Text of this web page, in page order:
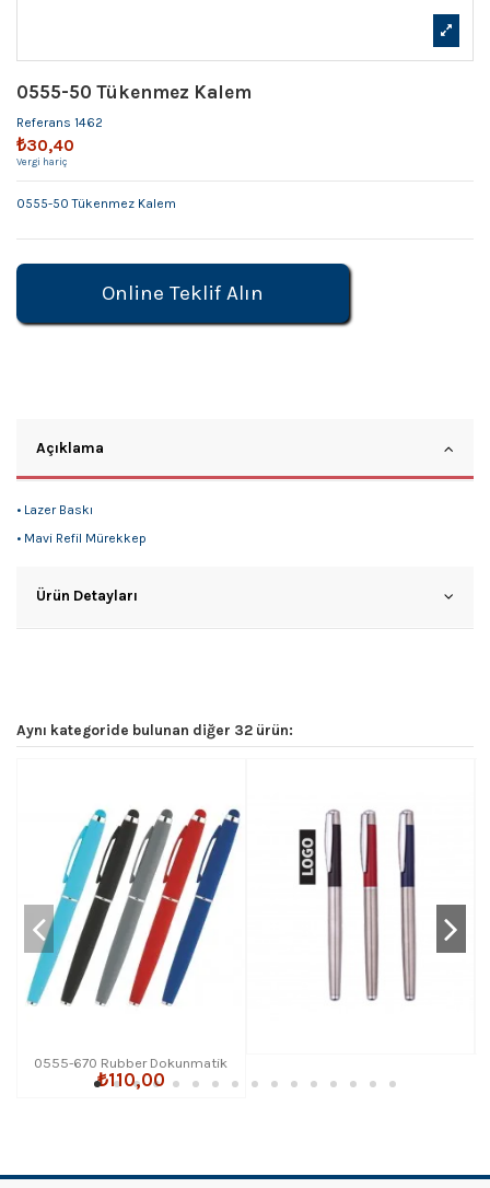
0555-50 Tükenmez Kalem
Referans 1462
₺30,40
Vergi hariç
0555-50 Tükenmez Kalem
Online Teklif Alın
Açıklama
• Lazer Baskı
• Mavi Refil Mürekkep
Ürün Detayları
Aynı kategoride bulunan diğer 32 ürün:
0555-670 Rubber Dokunmatik
Roller Kalem
₺110,00